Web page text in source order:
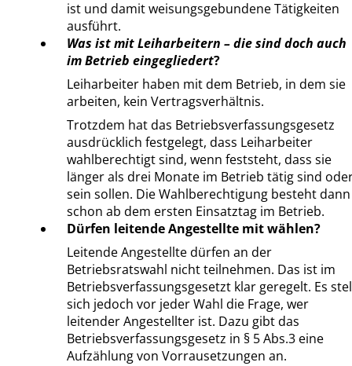
ist und damit weisungsgebundene Tätigkeiten
ausführt.
Was ist mit Leiharbeitern – die sind doch auch
im Betrieb eingegliedert?
Leiharbeiter haben mit dem Betrieb, in dem sie
arbeiten, kein Vertragsverhältnis.
Trotzdem hat das Betriebsverfassungsgesetz
ausdrücklich festgelegt, dass Leiharbeiter
wahlberechtigt sind, wenn feststeht, dass sie
länger als drei Monate im Betrieb tätig sind
sein sollen. Die Wahlberechtigung besteht dann
schon ab dem ersten Einsatztag im Betrieb.
Dürfen leitende Angestellte mit wählen?
Leitende Angestellte dürfen an der
Betriebsratswahl nicht teilnehmen. Das ist im
Betriebsverfassungsgesetzt klar geregelt. Es
sich jedoch vor jeder Wahl die Frage, wer
leitender Angestellter ist. Dazu gibt das
Betriebsverfassungsgesetz in § 5 Abs.3 eine
Aufzählung von Vorrausetzungen an.